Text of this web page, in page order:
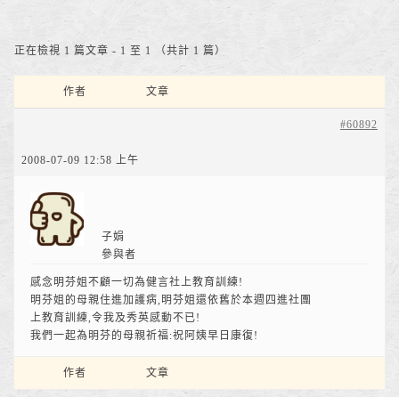
正在檢視 1 篇文章 - 1 至 1 （共計 1 篇）
作者 文章
2008-07-09 12:58 上午
#60892
子娟
參與者
感念明芬姐不顧一切為健言社上教育訓練!
明芬姐的母親住進加護病,明芬姐還依舊於本週四進社團
上教育訓練,令我及秀英感動不已!
我們一起為明芬的母親祈福:祝阿姨早日康復!
作者 文章